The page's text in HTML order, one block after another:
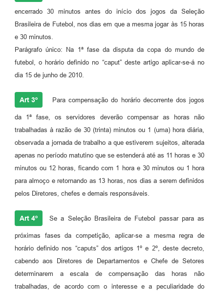
encerrado 30 minutos antes do início dos jogos da Seleção
Brasileira de Futebol, nos dias em que a mesma jogar às 15 horas
e 30 minutos.
Parágrafo único: Na 1ª fase da disputa da copa do mundo de
futebol, o horário definido no “caput” deste artigo aplicar-se-á no
dia 15 de junho de 2010.
Art 3º Para compensação do horário decorrente dos jogos
da 1ª fase, os servidores deverão compensar as horas não
trabalhadas à razão de 30 (trinta) minutos ou 1 (uma) hora diária,
observada a jornada de trabalho a que estiverem sujeitos, alterada
apenas no período matutino que se estenderá até as 11 horas e 30
minutos ou 12 horas, ficando com 1 hora e 30 minutos ou 1 hora
para almoço e retornando as 13 horas, nos dias a serem definidos
pelos Diretores, chefes e demais responsáveis.
Art 4º Se a Seleção Brasileira de Futebol passar para as
próximas fases da competição, aplicar-se a mesma regra de
horário definido nos “caputs” dos artigos 1º e 2º, deste decreto,
cabendo aos Diretores de Departamentos e Chefe de Setores
determinarem a escala de compensação das horas não
trabalhadas, de acordo com o interesse e a peculiaridade do